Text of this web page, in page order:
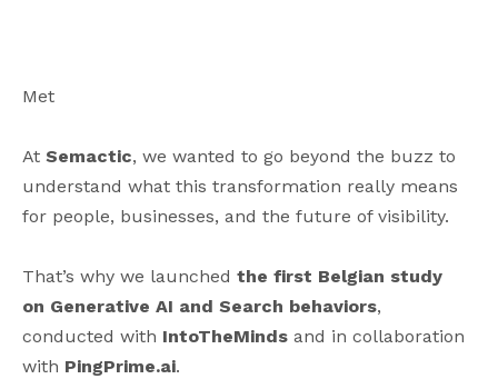
Met
At Semactic, we wanted to go beyond the buzz to
understand what this transformation really means
for people, businesses, and the future of visibility.
That’s why we launched the first Belgian study
on Generative AI and Search behaviors,
conducted with IntoTheMinds and in collaboration
with PingPrime.ai.